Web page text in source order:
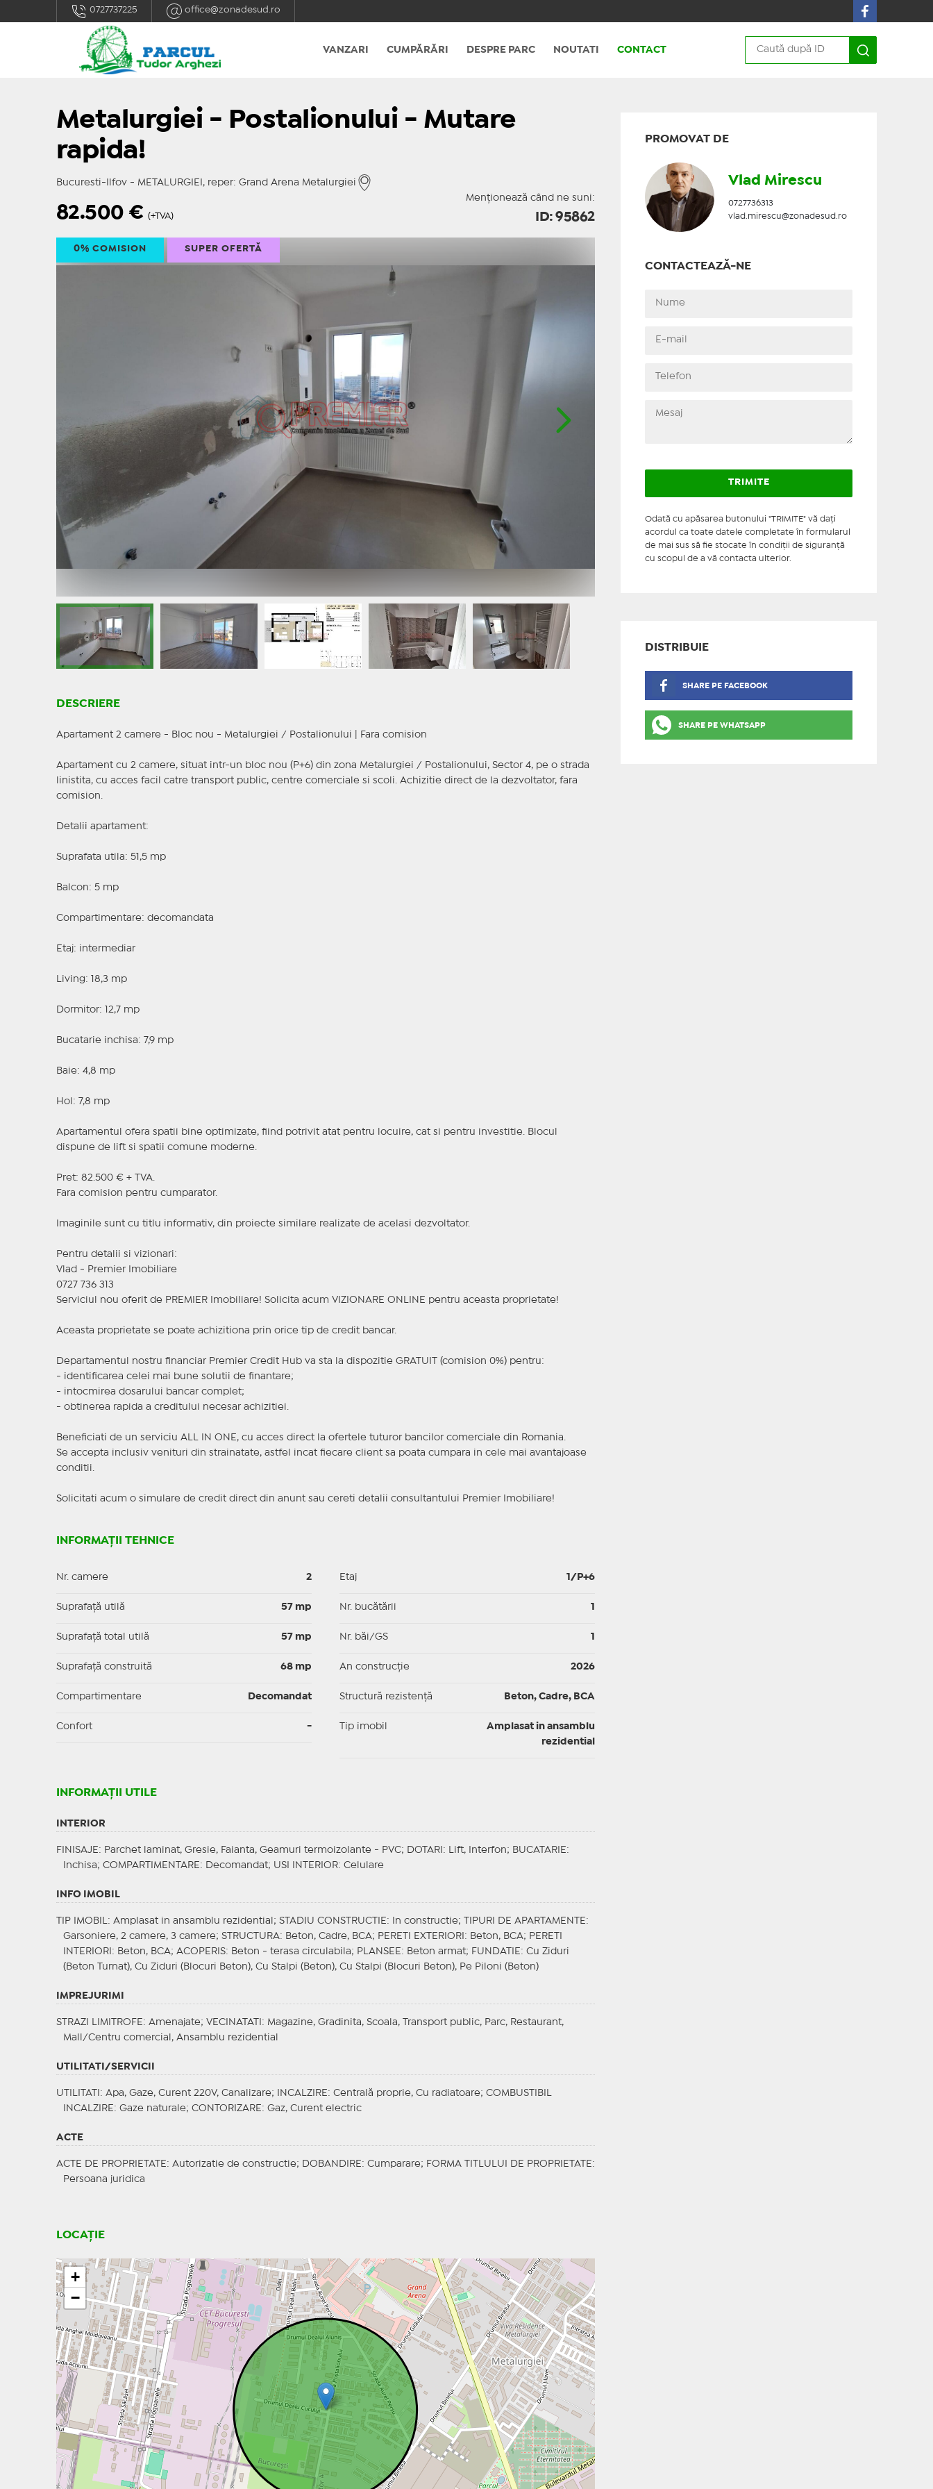
0727737225 office@zonadesud.ro
VANZARI CUMPĂRĂRI DESPRE PARC NOUTATI CONTACT
Metalurgiei - Postalionului - Mutare
rapida!
Bucuresti-Ilfov - METALURGIEI, reper: Grand Arena Metalurgiei
Menționează când ne suni:
82.500€ (+TVA) ID: 95862
0% COMISION SUPER OFERTĂ
DESCRIERE
Apartament 2 camere - Bloc nou - Metalurgiei / Postalionului | Fara comision
Apartament cu 2 camere, situat intr-un bloc nou (P+6) din zona Metalurgiei / Postalionului, Sector 4, pe o strada
linistita, cu acces facil catre transport public, centre comerciale si scoli. Achizitie direct de la dezvoltator, fara
comision.
Detalii apartament:
Suprafata utila: 51,5 mp
Balcon: 5 mp
Compartimentare: decomandata
Etaj: intermediar
Living: 18,3 mp
Dormitor: 12,7 mp
Bucatarie inchisa: 7,9 mp
Baie: 4,8 mp
Hol: 7,8 mp
Apartamentul ofera spatii bine optimizate, fiind potrivit atat pentru locuire, cat si pentru investitie. Blocul
dispune de lift si spatii comune moderne.
Pret: 82.500 € + TVA.
Fara comision pentru cumparator.
Imaginile sunt cu titlu informativ, din proiecte similare realizate de acelasi dezvoltator.
Pentru detalii si vizionari:
Vlad - Premier Imobiliare
0727 736 313
Serviciul nou oferit de PREMIER Imobiliare! Solicita acum VIZIONARE ONLINE pentru aceasta proprietate!
Aceasta proprietate se poate achizitiona prin orice tip de credit bancar.
Departamentul nostru financiar Premier Credit Hub va sta la dispozitie GRATUIT (comision 0%) pentru:
- identificarea celei mai bune solutii de finantare;
- intocmirea dosarului bancar complet;
- obtinerea rapida a creditului necesar achizitiei.
Beneficiati de un serviciu ALL IN ONE, cu acces direct la ofertele tuturor bancilor comerciale din Romania.
Se accepta inclusiv venituri din strainatate, astfel incat fiecare client sa poata cumpara in cele mai avantajoase
conditii.
Solicitati acum o simulare de credit direct din anunt sau cereti detalii consultantului Premier Imobiliare!
INFORMAȚII TEHNICE
Nr. camere 2
Suprafaţă utilă 57 mp
Suprafaţă total utilă 57 mp
Suprafaţă construită 68 mp
Compartimentare Decomandat
Confort -
Etaj 1/P+6
Nr. bucătării
Nr. băi/GS
An construcție 2026
Structură rezistență Beton, Cadre, BCA
Tip imobil
Amplasat in ansamblu
rezidential
INFORMAŢII UTILE
INTERIOR
FINISAJE : Parchet laminat, Gresie, Faianta, Geamuri termoizolante - PVC; DOTARI : Lift, Interfon; BUCATARIE :
Inchisa; COMPARTIMENTARE : Decomandat; USI INTERIOR: Celulare
INFO IMOBIL
TIP IMOBIL : Amplasat in ansamblu rezidential; STADIU CONSTRUCTIE : In constructie; TIPURI DE APARTAMENTE :
Garsoniere, 2 camere, 3 camere; STRUCTURA: Beton, Cadre, BCA; PERETI EXTERIORI : Beton, BCA; PERETI
INTERIORI : Beton, BCA; ACOPERIS: Beton - terasa circulabila; PLANSEE : Beton armat; FUNDATIE : Cu Ziduri
(Beton Turnat), Cu Ziduri (Blocuri Beton), Cu Stalpi (Beton), Cu Stalpi (Blocuri Beton), Pe Piloni (Beton)
IMPREJURIMI
STRAZI LIMITROFE : Amenajate; VECINATATI
: Magazine, Gradinita, Scoala, Transport public, Parc, Restaurant,
Mall/Centru comercial, Ansamblu rezidential
UTILITATI/SERVICII
UTILITATI : Apa, Gaze, Curent 220V, Canalizare; INCALZIRE : Centrală proprie, Cu radiatoare; COMBUSTIBIL
INCALZIRE : Gaze naturale; CONTORIZARE : Gaz, Curent electric
ACTE
ACTE DE PROPRIETATE : Autorizatie de constructie; DOBANDIRE : Cumparare; FORMA TITLULUI DE PROPRIETATE :
Persoana juridica
LOCAȚIE
+
−
PROMOVAT DE
Vlad Mirescu
0727736313
vlad.mirescu@zonadesud.ro
CONTACTEAZĂ-NE
Odată cu apăsarea butonului "TRIMITE" vă daţi
acordul ca toate datele completate în formularul
de mai sus să fie stocate în condiţii de siguranţă
cu scopul de a vă contacta ulterior.
DISTRIBUIE
SHARE PE FACEBOOK
SHARE PE WHATSAPP